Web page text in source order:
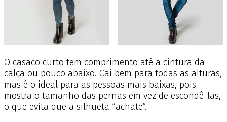
O casaco curto tem comprimento até a cintura da
calça ou pouco abaixo. Cai bem para todas as alturas,
mas é o ideal para as pessoas mais baixas, pois
mostra o tamanho das pernas em vez de escondê-las,
o que evita que a silhueta “achate”.